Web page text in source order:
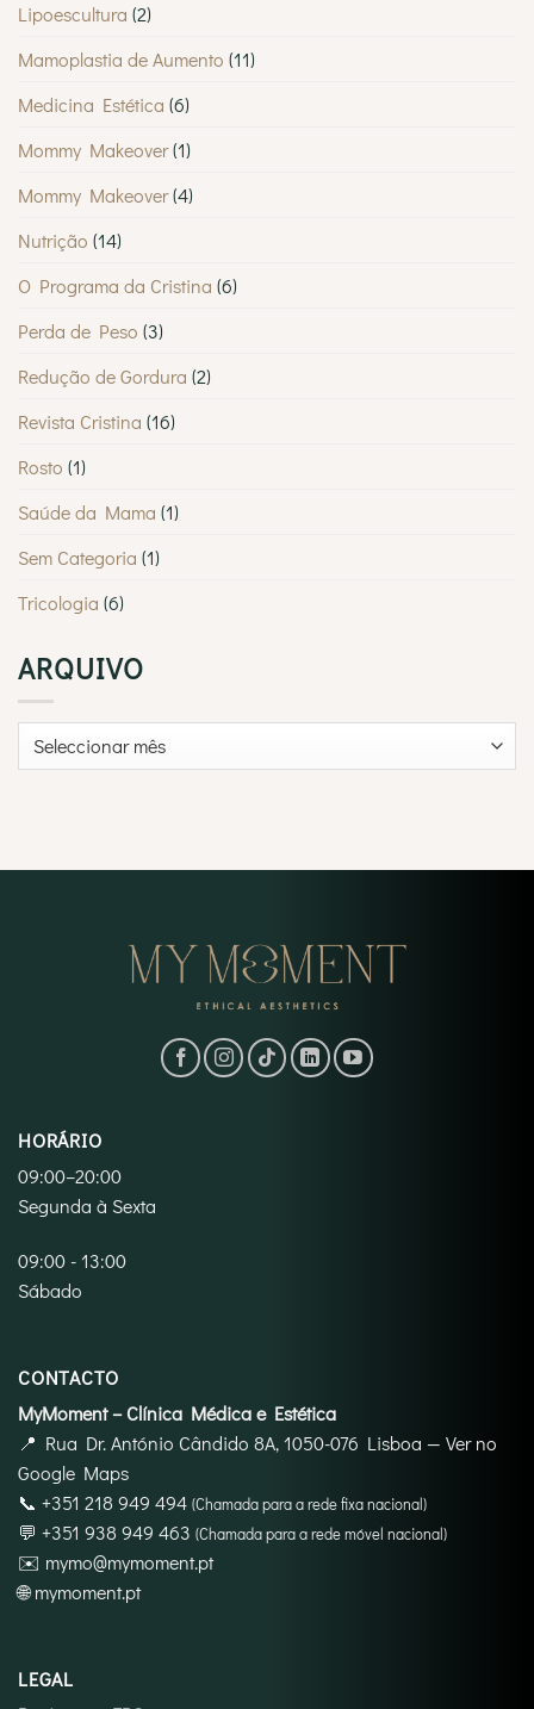
Lipoescultura (2)
Mamoplastia de Aumento (11)
Medicina Estética (6)
Mommy Makeover(1)
Mommy Makeover(4)
Nutrição (14)
O Programa da Cristina (6)
Perda de Peso (3)
Redução de Gordura (2)
Revista Cristina (16)
Rosto (1)
Saúde da Mama (1)
Sem Categoria (1)
Tricologia (6)
ARQUIVO
Arquivo
HORÁRIO
09:00–20:00
Segunda à Sexta
09:00 - 13:00
Sábado
CONTACTO
MyMoment – Clínica Médica e Estética
📍 Rua Dr. António Cândido 8A, 1050-076 Lisboa — Ver no
Google Maps
📞 +351 218 949 494 (Chamada para a rede fixa nacional)
💬 +351 938 949 463 (Chamada para a rede móvel nacional)
✉️ mymo@mymoment.pt
🌐mymoment.pt
LEGAL